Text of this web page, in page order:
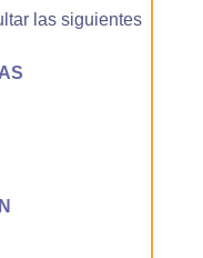
las siguientes